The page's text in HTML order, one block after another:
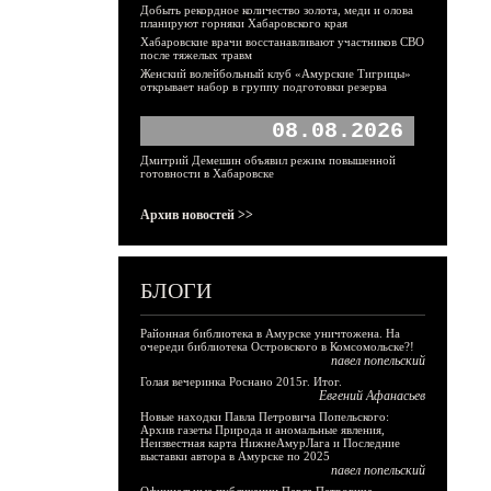
Добыть рекордное количество золота, меди и олова
планируют горняки Хабаровского края
Хабаровские врачи восстанавливают участников СВО
после тяжелых травм
Женский волейбольный клуб «Амурские Тигрицы»
открывает набор в группу подготовки резерва
08.08.2026
Дмитрий Демешин объявил режим повышенной
готовности в Хабаровске
Архив новостей >>
БЛОГИ
Районная библиотека в Амурске уничтожена. На
очереди библиотека Островского в Комсомольске?!
павел попельский
Голая вечеринка Роснано 2015г. Итог.
Евгений Афанасьев
Новые находки Павла Петровича Попельского:
Архив газеты Природа и аномальные явления,
Неизвестная карта НижнеАмурЛага и Последние
выставки автора в Амурске по 2025
павел попельский